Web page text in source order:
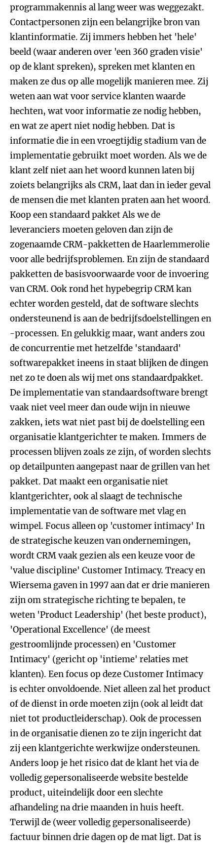
programmakennis al lang weer was weggezakt.
Contactpersonen zijn een belangrijke bron van
klantinformatie. Zij immers hebben het 'hele'
beeld (waar anderen over 'een 360 graden visie'
op de klant spreken), spreken met klanten en
maken ze dus op alle mogelijk manieren mee. Zij
weten aan wat voor service klanten waarde
hechten, wat voor informatie ze nodig hebben,
en wat ze apert niet nodig hebben. Dat is
informatie die in een vroegtijdig stadium van de
implementatie gebruikt moet worden. Als we de
klant zelf niet aan het woord kunnen laten bij
zoiets belangrijks als CRM, laat dan in ieder geval
de mensen die met klanten praten aan het woord.
Koop een standaard pakketAls we de
leveranciers moeten geloven dan zijn de
zogenaamde CRM-pakketten de Haarlemmerolie
voor alle bedrijfsproblemen. En zijn de standaard
pakketten de basisvoorwaarde voor de invoering
van CRM. Ook rond het hypebegrip CRM kan
echter worden gesteld, dat de software slechts
ondersteunend is aan de bedrijfsdoelstellingen en
-processen. En gelukkig maar, want anders zou
de concurrentie met hetzelfde 'standaard'
softwarepakket ineens in staat blijken de dingen
net zo te doen als wij met ons standaardpakket.
De implementatie van standaardsoftware brengt
vaak niet veel meer dan oude wijn in nieuwe
zakken, iets wat niet past bij de doelstelling een
organisatie klantgerichter te maken. Immers de
processen blijven zoals ze zijn, of worden slechts
op detailpunten aangepast naar de grillen van het
pakket. Dat maakt een organisatie niet
klantgerichter, ook al slaagt de technische
implementatie van de software met vlag en
wimpel. Focus alleen op 'customer intimacy' In
de strategische keuzen van ondernemingen,
wordt CRM vaak gezien als een keuze voor de
'value discipline' Customer Intimacy. Treacy en
Wiersema gaven in 1997 aan dat er drie manieren
zijn om strategische richting te bepalen, te
weten 'Product Leadership' (het beste product),
'Operational Excellence' (de meest
gestroomlijnde processen) en 'Customer
Intimacy' (gericht op 'intieme' relaties met
klanten). Een focus op deze Customer Intimacy
is echter onvoldoende. Niet alleen zal het product
of de dienst in orde moeten zijn (ook al leidt dat
niet tot productleiderschap). Ook de processen
in de organisatie dienen zo te zijn ingericht dat
zij een klantgerichte werkwijze ondersteunen.
Anders loop je het risico dat de klant het via de
volledig gepersonaliseerde website bestelde
product, uiteindelijk door een slechte
afhandeling na drie maanden in huis heeft.
Terwijl de (weer volledig gepersonaliseerde)
factuur binnen drie dagen op de mat ligt. Dat is